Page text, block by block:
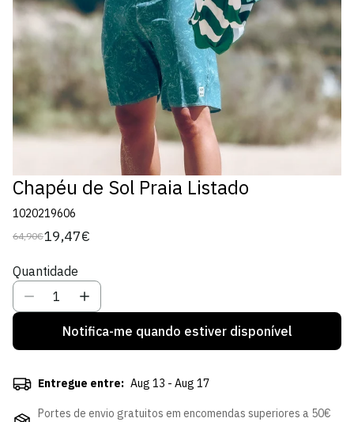
Chapéu de Sol Praia Listado
1020219606
Preço
64,90€
Preço
venda
19,47€
Quantidade
Notifica-me quando estiver disponível
Entregue entre: Aug 13 - Aug 17
Portes de envio gratuitos em encomendas superiores a 50€